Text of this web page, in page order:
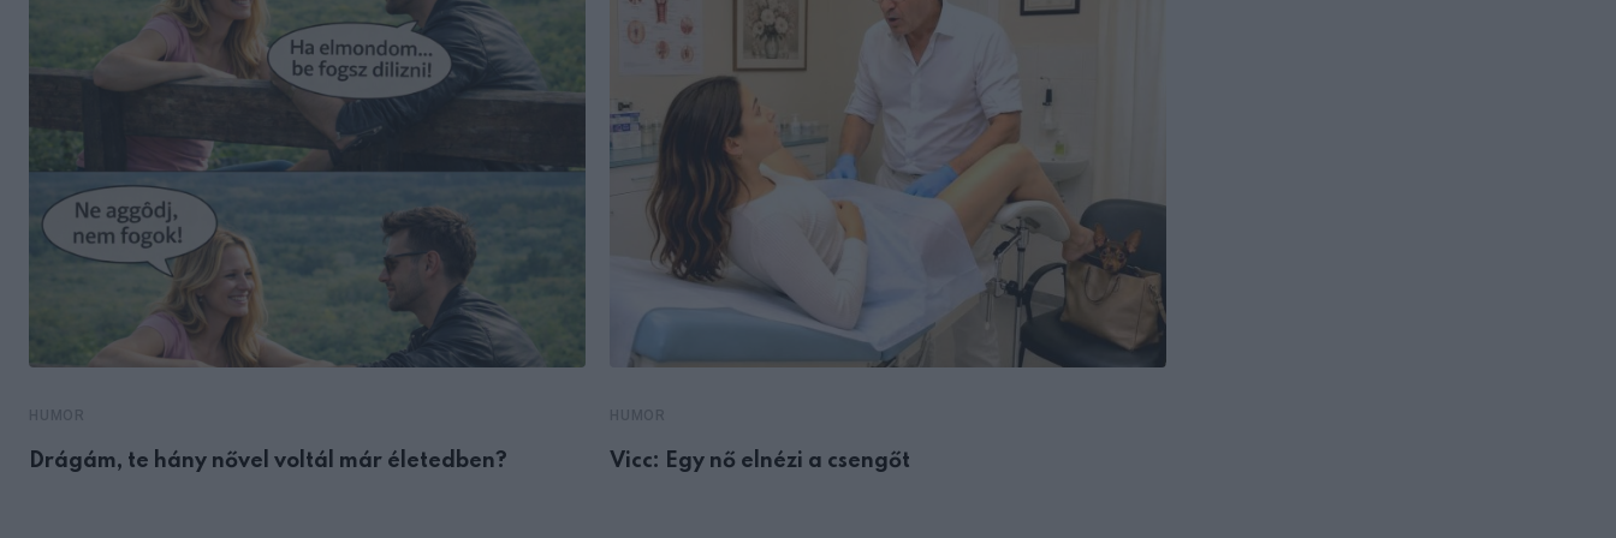
Drágám, te hány nővel voltál már életedben? Vicc: Egy nő elnézi a csengőt